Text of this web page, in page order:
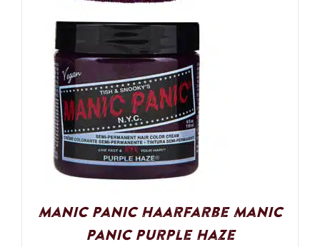
Manic Panic Haarfarbe Manic
Panic Purple Haze